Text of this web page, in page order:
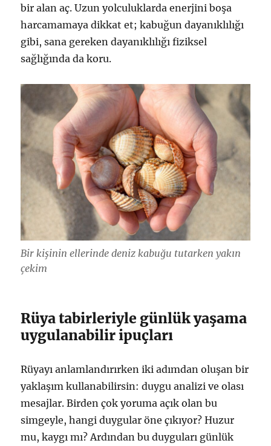
bir alan aç. Uzun yolculuklarda enerjini boşa
harcamamaya dikkat et; kabuğun dayanıklılığı
gibi, sana gereken dayanıklılığı fiziksel
sağlığında da koru.
Bir kişinin ellerinde deniz kabuğu tutarken yakın
çekim
Rüya tabirleriyle günlük yaşama
uygulanabilir ipuçları
Rüyayı anlamlandırırken iki adımdan oluşan bir
yaklaşım kullanabilirsin: duygu analizi ve olası
mesajlar. Birden çok yoruma açık olan bu
simgeyle, hangi duygular öne çıkıyor? Huzur
mu, kaygı mı? Ardından bu duyguları günlük